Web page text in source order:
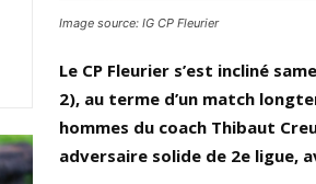
Image source: IG CP Fleurier
Le CP Fleurier s’est incliné
2), au terme d’un match
hommes du coach Thibaut
adversaire solide de 2e ligue,